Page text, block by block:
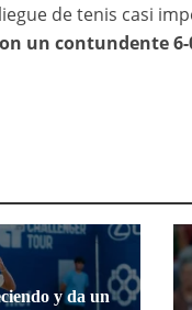
de tenis casi
un contundente 6-
y da un